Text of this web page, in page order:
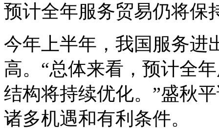
预计全年服务贸易仍将保
今年上半年，我国服务进
高。“总体来看，预计全
结构将持续优化。”盛秋
诸多机遇和有利条件。